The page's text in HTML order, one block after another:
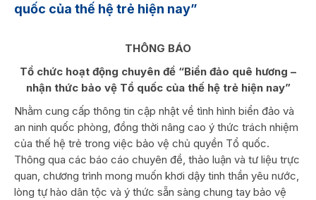
quốc của thế hệ trẻ hiện nay”
THÔNG BÁO
Tổ chức hoạt động chuyên đề “Biển đảo quê hương –
nhận thức bảo vệ Tổ quốc của thế hệ trẻ hiện nay”
Nhằm cung cấp thông tin cập nhật về tình hình biển đảo và
an ninh quốc phòng, đồng thời nâng cao ý thức trách nhiệm
của thế hệ trẻ trong việc bảo vệ chủ quyền Tổ quốc.
Thông qua các báo cáo chuyên đề, thảo luận và tư liệu trực
quan, chương trình mong muốn khơi dậy tinh thần yêu nước,
lòng tự hào dân tộc và ý thức sẵn sàng chung tay bảo vệ